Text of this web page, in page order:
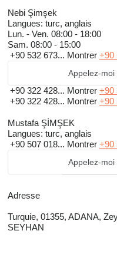
Nebi Şimşek
Langues: turc, anglais
Lun. - Ven. 08:00 - 18:00
Sam. 08:00 - 15:00
+90 532 673... Montrer +90
Appelez-moi
+90 322 428... Montrer +90
+90 322 428... Montrer +90
Mustafa ŞİMŞEK
Langues: turc, anglais
+90 507 018... Montrer +90
Appelez-moi
Adresse
Turquie, 01355, ADANA,
SEYHAN